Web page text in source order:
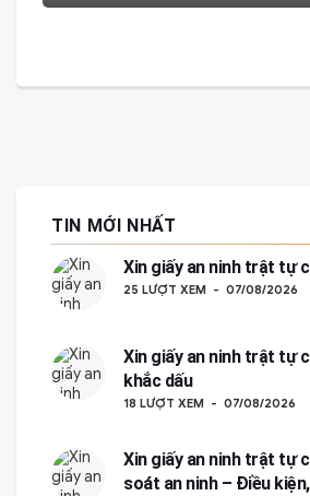
TIN MỚI NHẤT
Xin giấy an ninh trật tự
25 LƯỢT XEM 07/08/2026
Xin giấy an ninh trật tự
khắc dấu
18 LƯỢT XEM 07/08/2026
Xin giấy an ninh trật tự
soát an ninh – Điều